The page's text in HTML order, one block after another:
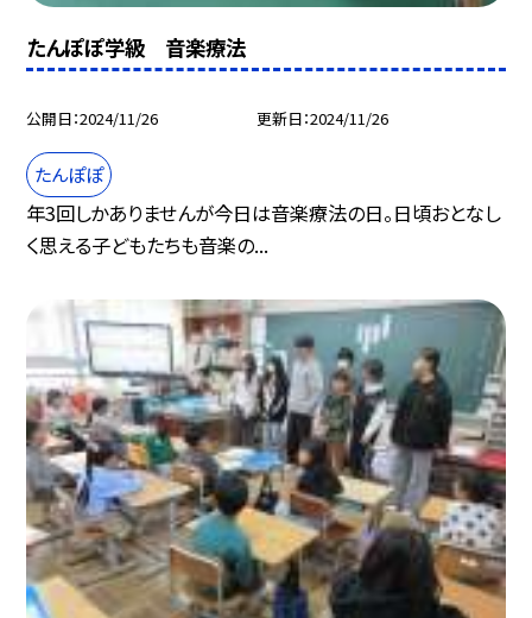
たんぽぽ学級 音楽療法
公開日 2024/11/26 更新日 2024/11/26
たんぽぽ
年3回しかありませんが今日は音楽療法の日。日頃おとなし
く思える子どもたちも音楽の...